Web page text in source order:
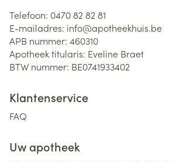
Telefoon: 0470 82 82 81
E-mailadres: info@apotheekhuis.be
APB nummer: 460310
Apotheek titularis: Eveline Braet
BTW nummer: BE0741933402
Klantenservice
FAQ
Uw apotheek